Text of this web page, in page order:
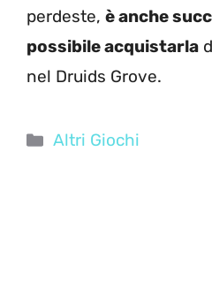
perdeste, è anche
possibile acquistarla
nel Druids Grove.
Categorie
Altri Giochi